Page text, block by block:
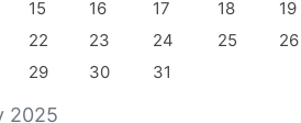
2025
15 16 17 18 19
22 23 24 25 26
29 30 31